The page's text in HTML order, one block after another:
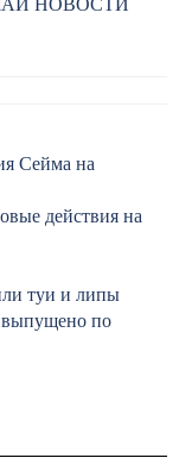
Сейма на
действия на
туи и липы
выпущено по